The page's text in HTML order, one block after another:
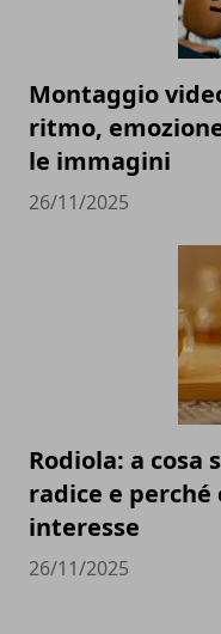
Montaggio
ritmo,
le immagini
26/11/2025
Rodiola: a cosa
radice e
interesse
26/11/2025